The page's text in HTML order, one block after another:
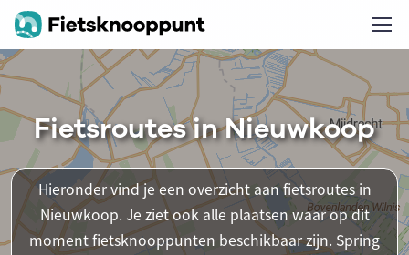
Fietsroutes in Nieuwkoop
Hieronder vind je een overzicht aan fietsroutes in
Nieuwkoop. Je ziet ook alle plaatsen waar op dit
moment fietsknooppunten beschikbaar zijn. Spring